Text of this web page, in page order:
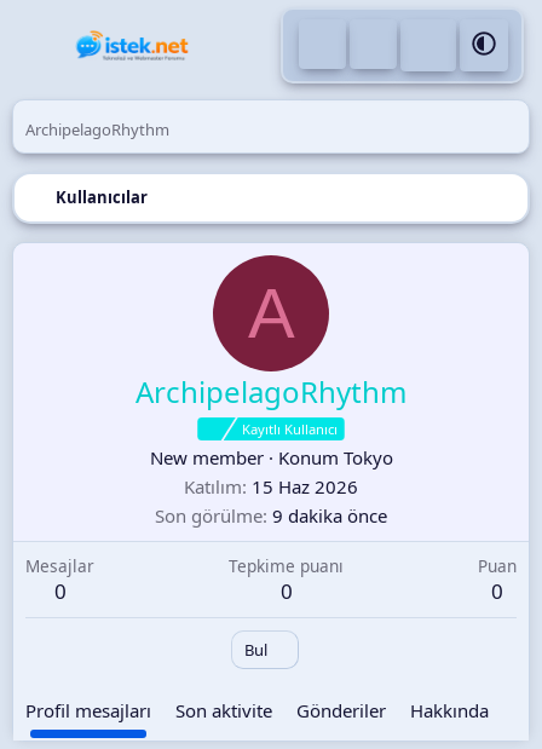
ArchipelagoRhythm
Kullanıcılar
A
ArchipelagoRhythm
Kayıtlı Kullanıcı
New member · Konum Tokyo
Katılım 15 Haz 2026
Son görülme 9 dakika önce
Mesajlar
0
Tepkime puanı
0
Puan
0
Bul
Profil mesajları Son aktivite Gönderiler Hakkında